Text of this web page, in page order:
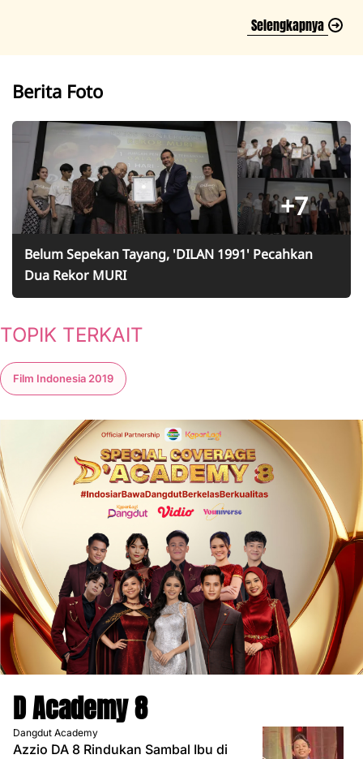
Selengkapnya
Berita Foto
+7
Belum Sepekan Tayang, 'DILAN 1991' Pecahkan
Dua Rekor MURI
TOPIK TERKAIT
Film Indonesia 2019
D Academy 8
Dangdut Academy
Azzio DA 8 Rindukan Sambal Ibu di